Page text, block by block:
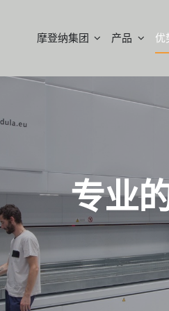
摩登纳集团 产品 优
专业